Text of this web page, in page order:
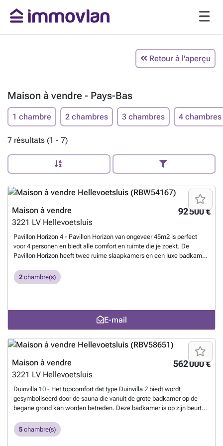
Retour à l'aperçu
Maison à vendre - Pays-Bas
1 chambre 2 chambres 3 chambres 4 chambres
7 résultats (1 - 7)
92 500 €
Maison à vendre
3221 LV Hellevoetsluis
Pavillon Horizon 4 - Pavillon Horizon van ongeveer 45m2 is perfect
voor 4 personen en biedt alle comfort en ruimte die je zoekt. De
Pavillon Horizon heeft twee ruime slaapkamers en een luxe badkamer
combimagnetron, zodat je in een handomdraai heerlijke maaltijden
kunt bereiden. Vloerafwerking en stoffering zijn inbegrepen, dus je
genoeg opbergruimte hebt. Wil je net dat beetje extra? Kies dan voor
ons interieurpakket, een veranda om ook tijdens de minder lekkere
dagen buiten te kunnen genieten, een berging voor al je spullen of een
airco voor een koel en comfortabel binnenklimaat tijdens warme
zomerdagen. Let op, deze woning is enkel te koop voor eigen
gebruikEn savoir plus ?
2 chambre(s)
E-mail
562 000 €
Maison à vendre
3221 LV Hellevoetsluis
Duinvilla 10 - Het topcomfort dat type Duinvilla 2 biedt wordt
gesymboliseerd door de sauna die vanuit de grote badkamer op de
begane grond kan worden betreden. Deze badkamer is op zijn beurt
kunnen in de tweede slaapkamer naast de master bedroom slapen,
zodat u met behoud van alle privacy toch een oogje in het zeil kunt
5 chambre(s)